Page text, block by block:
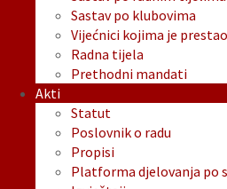
Sastav po klubovima
Vijećnici kojima je
Radna tijela
Prethodni mandati
Akti
Statut
Poslovnik o radu
Propisi
Platforma djelovanja po